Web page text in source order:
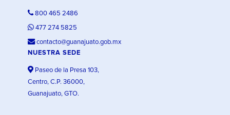
800 465 2486
477 274 5825
contacto@guanajuato.gob.mx
NUESTRA SEDE
Paseo de la Presa 103,
Centro, C.P. 36000,
Guanajuato, GTO.